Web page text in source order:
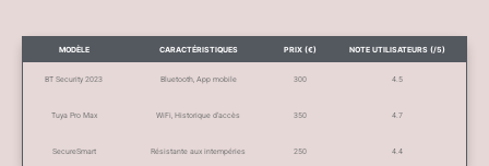
MODÈLE CARACTÉRISTIQUES PRIX (€) NOTE UTILISATEURS (/5)
BT Security 2023 Bluetooth, App mobile 300 4.5
Tuya Pro Max WiFi, Historique d’accès 350 4.7
SecureSmart Résistante aux intempéries 250 4.4